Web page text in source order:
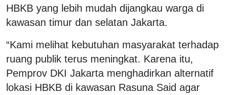
HBKB yang lebih mudah dijangkau warga di
kawasan timur dan selatan Jakarta.
“Kami melihat kebutuhan masyarakat terhadap
ruang publik terus meningkat. Karena itu,
Pemprov DKI Jakarta menghadirkan alternatif
lokasi HBKB di kawasan Rasuna Said agar